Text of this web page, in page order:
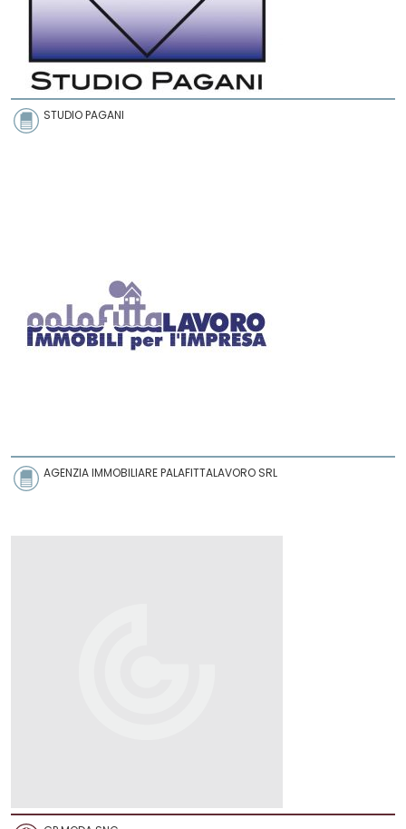
STUDIO PAGANI
AGENZIA IMMOBILIARE PALAFITTALAVORO SRL